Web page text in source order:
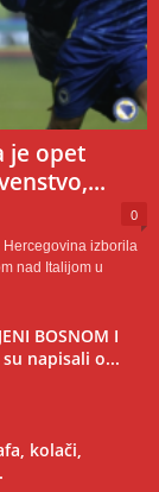
je opet
0
izborila
nad Italijom u
BOSNOM I
su napisali o...
kolači,